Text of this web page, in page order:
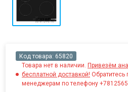
Код товара: 65820
Товара нет в наличии. Привезём
бесплатной доставкой! Обратитесь
менеджерам по телефону